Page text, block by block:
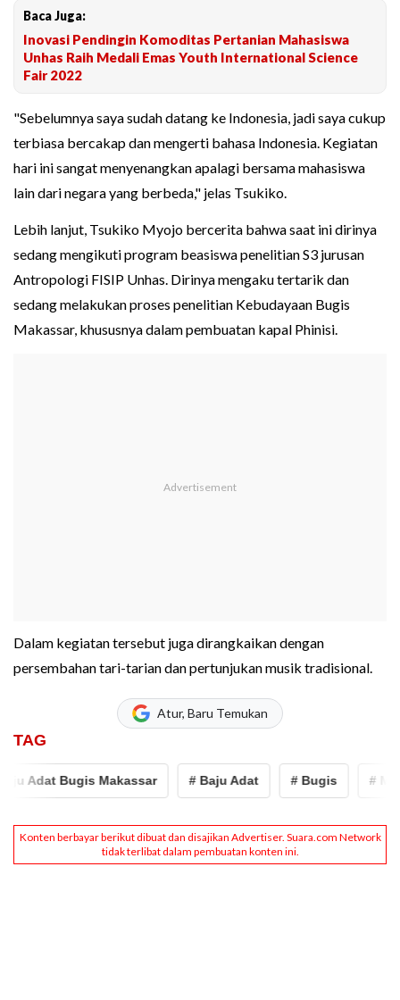
Baca Juga:
Inovasi Pendingin Komoditas Pertanian Mahasiswa
Unhas Raih Medali Emas Youth International Science
Fair 2022
"Sebelumnya saya sudah datang ke Indonesia, jadi saya cukup
terbiasa bercakap dan mengerti bahasa Indonesia. Kegiatan
hari ini sangat menyenangkan apalagi bersama mahasiswa
lain dari negara yang berbeda," jelas Tsukiko.
Lebih lanjut, Tsukiko Myojo bercerita bahwa saat ini dirinya
sedang mengikuti program beasiswa penelitian S3 jurusan
Antropologi FISIP Unhas. Dirinya mengaku tertarik dan
sedang melakukan proses penelitian Kebudayaan Bugis
Makassar, khususnya dalam pembuatan kapal Phinisi.
Dalam kegiatan tersebut juga dirangkaikan dengan
persembahan tari-tarian dan pertunjukan musik tradisional.
Atur, Baru Temukan
TAG
Adat Bugis Makassar # Baju Adat # Bugis #